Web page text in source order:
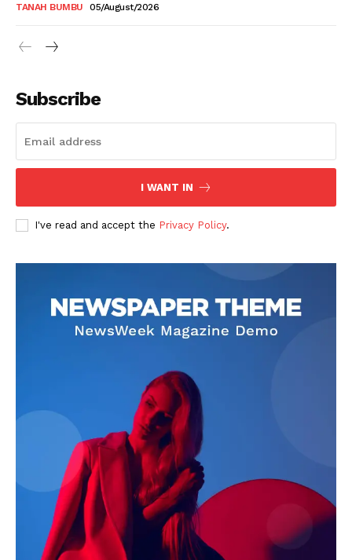
TANAH BUMBU 05/August/2026
Subscribe
I WANT IN
I've read and accept the Privacy Policy.